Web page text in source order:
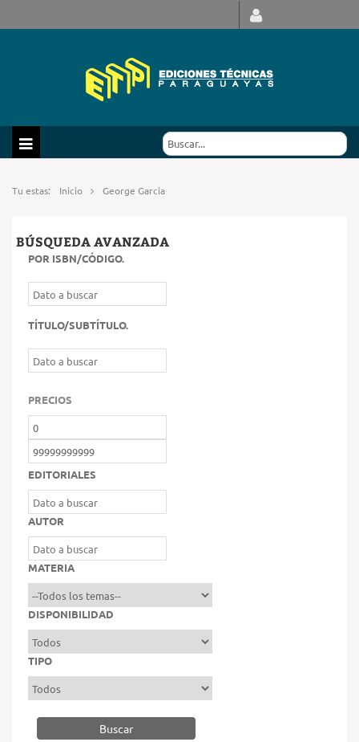
Tu estas: Inicio George Garcia
BÚSQUEDA AVANZADA
POR ISBN/CÓDIGO.
TÍTULO/SUBTÍTULO.
PRECIOS
EDITORIALES
AUTOR
MATERIA
DISPONIBILIDAD
TIPO
Buscar